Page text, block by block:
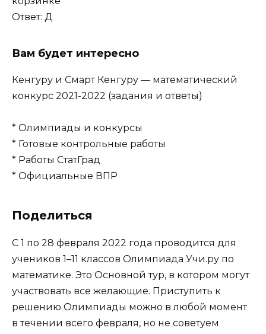
Ответ: Д
Вам будет интересно
Кенгуру и Смарт Кенгуру — математический
конкурс 2021-2022 (задания и ответы)
* Олимпиады и конкурсы
* Готовые контрольные работы
* Работы СтатГрад
* Официальные ВПР
Поделиться
С 1 по 28 февраля 2022 года проводится для
учеников 1–11 классов Олимпиада Учи.ру по
математике. Это Основной тур, в котором могут
участвовать все желающие. Приступить к
решению Олимпиады можно в любой момент
в течении всего февраля, но не советуем